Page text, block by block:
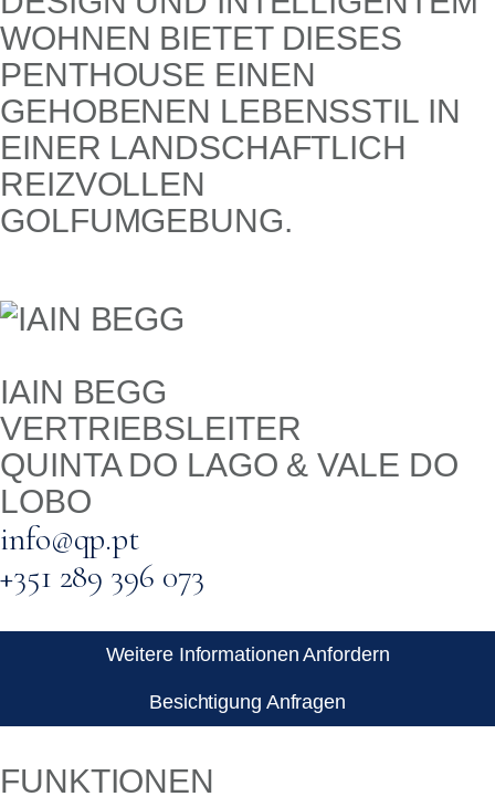
N BIETET DIESES PENTH
OUSE EINEN GEHOB
ENEN LEBENSSTIL IN EINER
LANDSCHAFTLICH REIZV
OLLEN GOLFU
MGEBUNG.
IAIN BEGG
VERTRIEBSLEITER
QUINTA DO LAGO & VALE DO
LOBO
info@qp.pt
+351 289 396 073
Weitere Informationen Anfordern
Besichtigung Anfragen
FUNKTIONEN